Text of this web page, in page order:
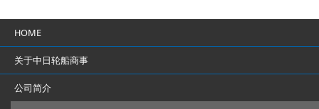
HOME
关于中日轮船商事
公司简介